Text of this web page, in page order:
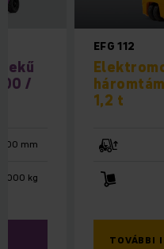
EFG 112
1,2 t
TOVÁBBI
/
mm
kg